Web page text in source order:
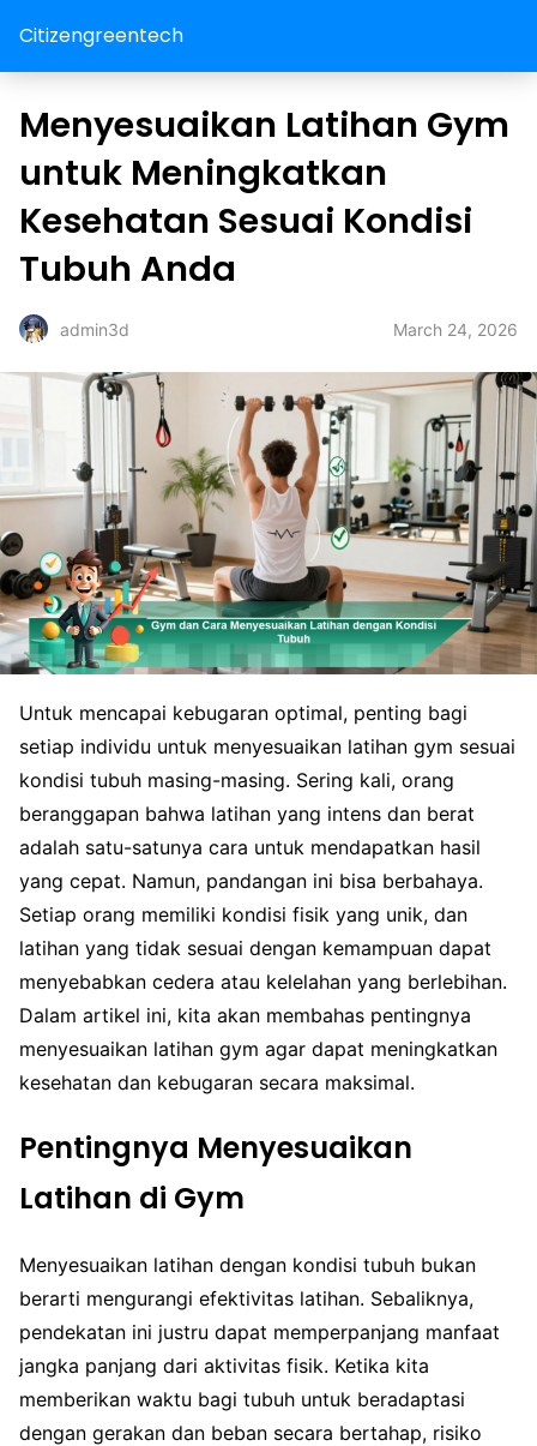
Citizengreentech
Menyesuaikan Latihan Gym
untuk Meningkatkan
Kesehatan Sesuai Kondisi
Tubuh Anda
admin3d March 24, 2026
Untuk mencapai kebugaran optimal, penting bagi
setiap individu untuk menyesuaikan latihan gym sesuai
kondisi tubuh masing-masing. Sering kali, orang
beranggapan bahwa latihan yang intens dan berat
adalah satu-satunya cara untuk mendapatkan hasil
yang cepat. Namun, pandangan ini bisa berbahaya.
Setiap orang memiliki kondisi fisik yang unik, dan
latihan yang tidak sesuai dengan kemampuan dapat
menyebabkan cedera atau kelelahan yang berlebihan.
Dalam artikel ini, kita akan membahas pentingnya
menyesuaikan latihan gym agar dapat meningkatkan
kesehatan dan kebugaran secara maksimal.
Pentingnya Menyesuaikan
Latihan di Gym
Menyesuaikan latihan dengan kondisi tubuh bukan
berarti mengurangi efektivitas latihan. Sebaliknya,
pendekatan ini justru dapat memperpanjang manfaat
jangka panjang dari aktivitas fisik. Ketika kita
memberikan waktu bagi tubuh untuk beradaptasi
dengan gerakan dan beban secara bertahap, risiko